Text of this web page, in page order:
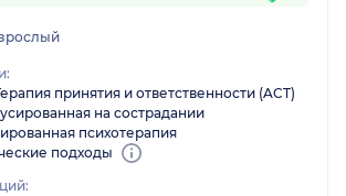
принятия и ответственности (ACT)
на сострадании
психотерапия
подходы